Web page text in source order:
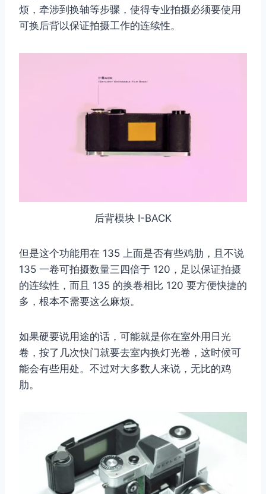
烦，牵涉到换轴等步骤，使得专业拍摄必须要使用
可换后背以保证拍摄工作的连续性。
后背模块 I-BACK
但是这个功能用在 135 上面是否有些鸡肋，且不说
135 一卷可拍摄数量三四倍于 120，足以保证拍摄
的连续性，而且 135 的换卷相比 120 要方便快捷的
多，根本不需要这么麻烦。
如果硬要说用途的话，可能就是你在室外用日光
卷，按了几次快门就要去室内换灯光卷，这时候可
能会有些用处。不过对大多数人来说，无比的鸡
肋。